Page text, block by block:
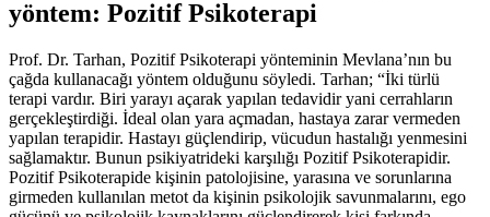
yöntem: Pozitif Psikoterapi
Prof. Dr. Tarhan, Pozitif Psikoterapi yönteminin Mevlana’nın bu
çağda kullanacağı yöntem olduğunu söyledi. Tarhan; “İki türlü
terapi vardır. Biri yarayı açarak yapılan tedavidir yani cerrahların
gerçekleştirdiği. İdeal olan yara açmadan, hastaya zarar vermeden
yapılan terapidir. Hastayı güçlendirip, vücudun hastalığı yenmesini
sağlamaktır. Bunun psikiyatrideki karşılığı Pozitif Psikoterapidir.
Pozitif Psikoterapide kişinin patolojisine, yarasına ve sorunlarına
girmeden kullanılan metot da kişinin psikolojik savunmalarını, ego